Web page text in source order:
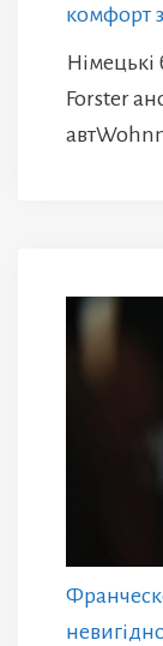
комфорт
Forster